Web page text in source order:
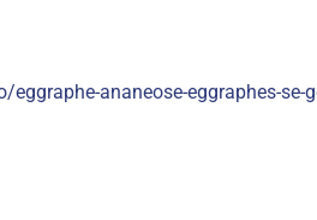
ananeose-eggraphes-se-